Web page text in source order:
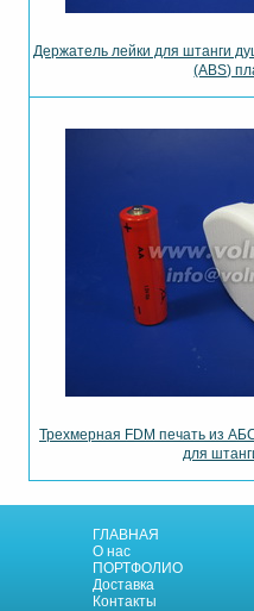
Держатель лейки для штанги
(ABS)
Трехмерная FDM печать из
для
ГЛАВНАЯ
О нас
ПОРТФОЛИО
Доставка
Контакты